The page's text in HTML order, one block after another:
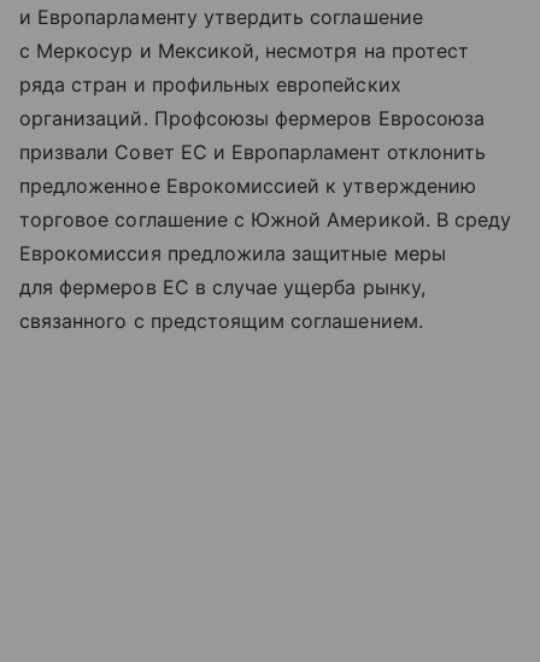
и Европарламенту утвердить соглашение
с Меркосур и Мексикой, несмотря на протест
ряда стран и профильных европейских
организаций. Профсоюзы фермеров Евросоюза
призвали Совет ЕС и Европарламент отклонить
предложенное Еврокомиссией к утверждению
торговое соглашение с Южной Америкой. В среду
Еврокомиссия предложила защитные меры
для фермеров ЕС в случае ущерба рынку,
связанного с предстоящим соглашением.